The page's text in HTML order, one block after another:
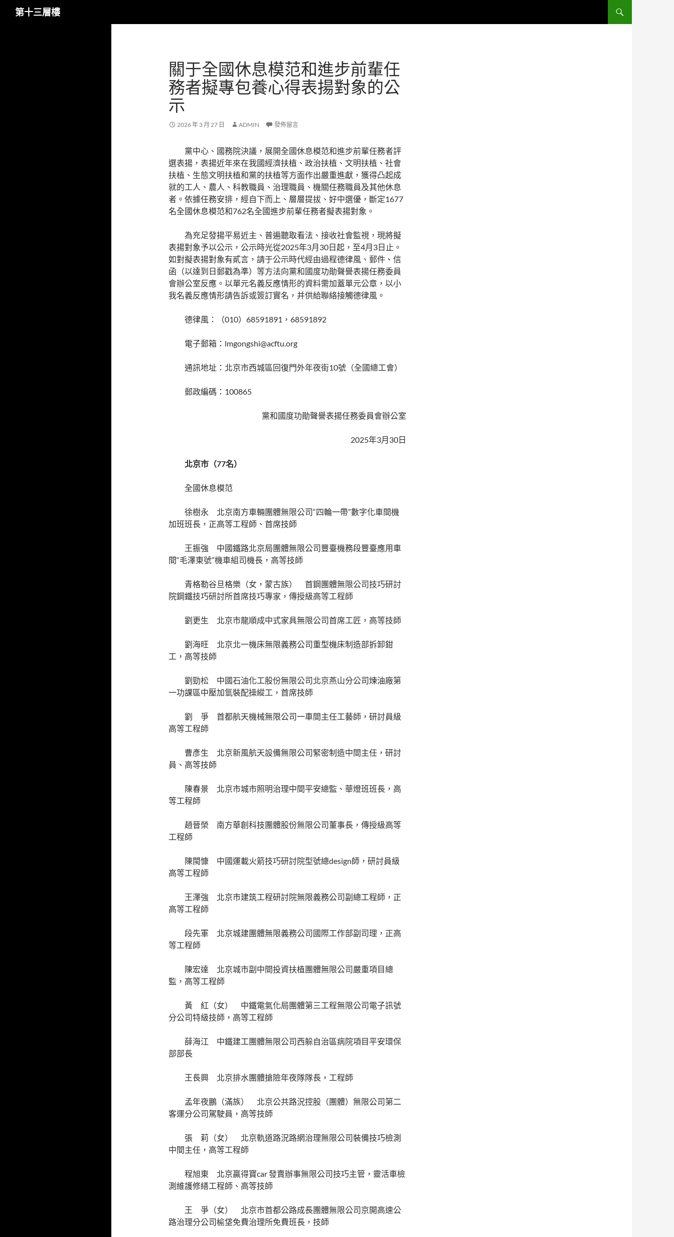
第十三層樓
關于全國休息模范和進步前輩任
務者擬專包養心得表揚對象的公
示
2026 年 3 月 27 日 ADMIN 發佈留言
黨中心、國務院決議，展開全國休息模范和進步前輩任務者評
選表揚，表揚近年來在我國經濟扶植、政治扶植、文明扶植、社會
扶植、生態文明扶植和黨的扶植等方面作出嚴重進獻，獲得凸起成
就的工人、農人、科教職員、治理職員、機關任務職員及其他休息
者。依據任務安排，經自下而上、層層提拔、好中選優，斷定1677
名全國休息模范和762名全國進步前輩任務者擬表揚對象。
為充足發揚平易近主、普遍聽取看法、接收社會監視，現將擬
表揚對象予以公示，公示時光從2025年3月30日起，至4月3日止。
如對擬表揚對象有貳言，請于公示時代經由過程德律風、郵件、信
函（以達到日郵戳為準）等方法向黨和國度功勛聲譽表揚任務委員
會辦公室反應。以單元名義反應情形的資料需加蓋單元公章，以小
我名義反應情形請告訴或簽訂實名，并供給聯絡接觸德律風。
德律風：（010）68591891，68591892
電子郵箱：lmgongshi@acftu.org
通訊地址：北京市西城區回復門外年夜街10號（全國總工會）
郵政編碼：100865
黨和國度功勛聲譽表揚任務委員會辦公室
2025年3月30日
北京市（77名）
全國休息模范
徐樹永 北京南方車輛團體無限公司“四輪一帶”數字化車間機
加班班長，正高等工程師、首席技師
王振強 中國鐵路北京局團體無限公司豐臺機務段豐臺應用車
間“毛澤東號”機車組司機長，高等技師
青格勒谷旦格樂（女，蒙古族） 首鋼團體無限公司技巧研討
院鋼鐵技巧研討所首席技巧專家，傳授級高等工程師
劉更生 北京市龍順成中式家具無限公司首席工匠，高等技師
劉海旺 北京北一機床無限義務公司重型機床制造部拆卸鉗
工，高等技師
劉勁松 中國石油化工股份無限公司北京燕山分公司煉油廠第
一功課區中壓加氫裝配操縱工，首席技師
劉 爭 首都航天機械無限公司一車間主任工藝師，研討員級
高等工程師
曹彥生 北京新風航天設備無限公司緊密制造中間主任，研討
員、高等技師
陳春景 北京市城市照明治理中間平安總監、華燈班班長，高
等工程師
趙晉榮 南方華創科技團體股份無限公司董事長，傳授級高等
工程師
陳閩慷 中國運載火箭技巧研討院型號總design師，研討員級
高等工程師
王澤強 北京市建筑工程研討院無限義務公司副總工程師，正
高等工程師
段先軍 北京城建團體無限義務公司國際工作部副司理，正高
等工程師
陳宏達 北京城市副中間投資扶植團體無限公司嚴重項目總
監，高等工程師
黃 紅（女） 中鐵電氣化局團體第三工程無限公司電子訊號
分公司特級技師，高等工程師
薛海江 中鐵建工團體無限公司西躲自治區病院項目平安環保
部部長
王長興 北京排水團體搶險年夜隊隊長，工程師
孟年夜鵬（滿族） 北京公共路況控股（團體）無限公司第二
客運分公司駕駛員，高等技師
張 莉（女） 北京軌道路況路網治理無限公司裝備技巧檢測
中間主任，高等工程師
程旭東 北京贏得寶car 發賣辦事無限公司技巧主管，靈活車檢
測維護修繕工程師、高等技師
王 爭（女） 北京市首都公路成長團體無限公司京開高速公
路治理分公司榆垡免費治理所免費班長，技師